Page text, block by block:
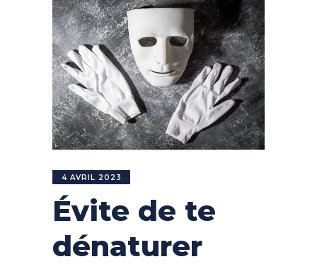
4 AVRIL 2023
Évite de te
dénaturer